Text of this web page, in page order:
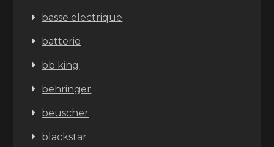
basse electrique
batterie
bb king
behringer
beuscher
blackstar